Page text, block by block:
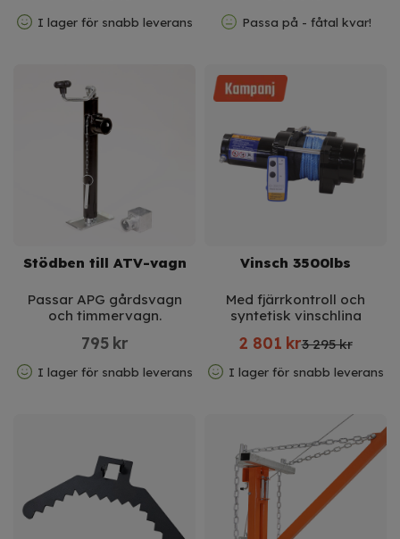
I lager för snabb leverans Passa på - fåtal kvar!
Stödben till ATV-vagn
Passar APG gårdsvagn
och timmervagn.
795 kr
I lager för snabb leverans
Vinsch 3500lbs
Med fjärrkontroll och
syntetisk vinschlina
2 801 kr3 295 kr
I lager för snabb leverans